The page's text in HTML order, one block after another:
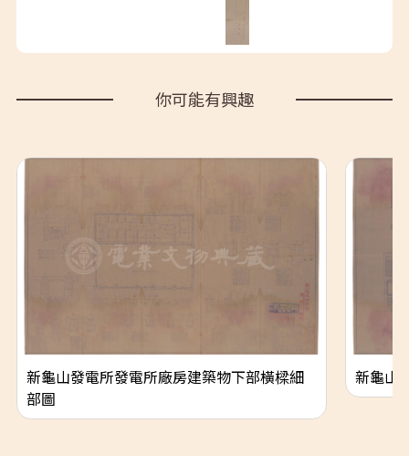
你可能有興趣
新龜山發電所發電所廠房建築物下部橫樑細
部圖
新龜山